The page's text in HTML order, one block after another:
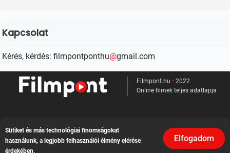
Kapcsolat
Kérés, kérdés: filmpontponthu@gmail.com
Filmpont.hu• 2022
Online filmek teljes adatlapja
Kapcsolat
Felhasználási feltételek
Sütiket és más technológiai finomságokat
használunk, a legjobb felhasználói élmény elérése
érdekében.
Elfogadom